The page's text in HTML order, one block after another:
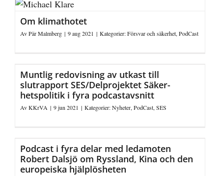
Om klimathotet
AvPär Malmberg | 9 aug 2021 | Kategorier:Försvar och säkerhet,PodCast
Muntlig redovisning av utkast till
slutrapport SES/Delprojektet Säker­
hetspolitik i fyra podcast­avsnitt
AvKKrVA | 9 jun 2021 | Kategorier:Nyheter,PodCast,SES
Podcast i fyra delar med ledamoten
Robert Dalsjö om Ryssland, Kina och den
europeiska hjälplösheten